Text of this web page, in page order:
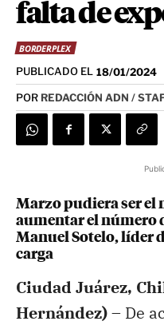
falta de
BORDERPLEX
PUBLICADO EL 18/01/2024
POR REDACCIÓN ADN /
Marzo pudiera ser el
aumentar el número
Manuel Sotelo, líder
carga
Ciudad Juárez,
Hernández) – De